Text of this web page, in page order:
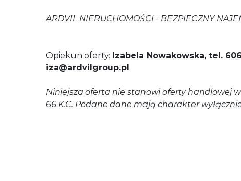
ARDVIL NIERUCHOMOŚCI - BEZPIECZNY
Opiekun oferty: Izabela Nowakowska, tel.
iza@ardvilgroup.pl
Niniejsza oferta nie stanowi oferty handlowej
66 K.C. Podane dane mają charakter